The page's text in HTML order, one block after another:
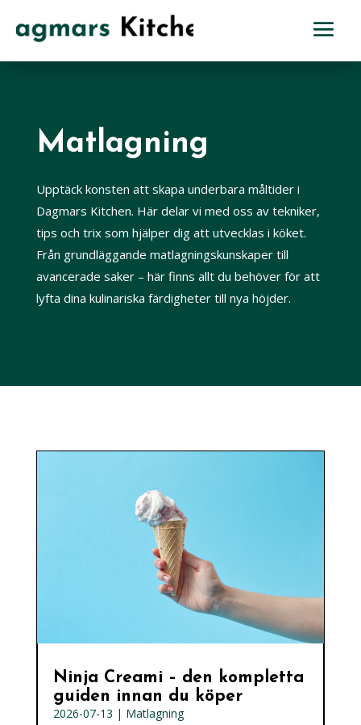
Matlagning
Upptäck konsten att skapa underbara måltider i
Dagmars Kitchen. Här delar vi med oss av tekniker,
tips och trix som hjälper dig att utvecklas i köket.
Från grundläggande matlagningskunskaper till
avancerade saker – här finns allt du behöver för att
lyfta dina kulinariska färdigheter till nya höjder.
Ninja Creami – den kompletta
guiden innan du köper
2026-07-13 | Matlagning